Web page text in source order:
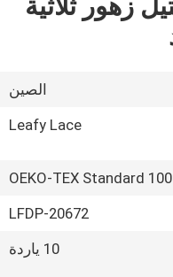
الصين
Leafy Lace
OEKO-TEX Standard 100
LFDP-20672
10 ياردة